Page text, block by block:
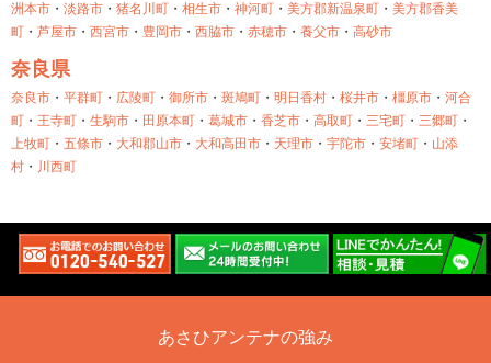
洲本市 ・ 淡路市 ・ 猪名川町 ・ 相生市 ・ 神河町 ・ 美方郡新温泉町 ・ 美方郡香美
町 ・ 芦屋市 ・ 西宮市 ・ 豊岡市 ・ 西脇市 ・ 赤穂市 ・ 養父市 ・ 高砂市
奈良県
奈良市 ・ 平群町 ・ 広陵町 ・ 御所市 ・ 斑鳩町 ・ 明日香村 ・ 桜井市 ・ 橿原市 ・ 河合
町 ・ 王寺町 ・ 生駒市 ・ 田原本町 ・ 葛城市 ・ 香芝市 ・ 高取町 ・ 三宅町 ・ 三郷町 ・
上牧町 ・ 五條市 ・ 大和郡山市 ・ 大和高田市 ・ 天理市 ・ 宇陀市 ・ 安堵町 ・ 山添
村 ・ 川西町
あさひアンテナの強み